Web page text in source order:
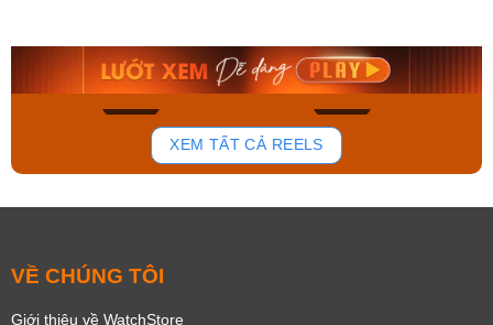
179
Mua ngay Mua ngay
XEM TẤT CẢ REELS
VỀ CHÚNG TÔI
Giới thiệu về WatchStore